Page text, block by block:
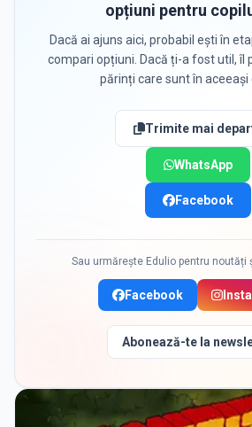
opțiuni pentru
Dacă ai ajuns aici, probabil ești în
compari opțiuni. Dacă ți-a fost util, îl
părinți care sunt în aceeași
Trimite mai
WhatsApp
Facebook
Sau urmărește Edulio pentru noutăți
Facebook
Abonează-te la